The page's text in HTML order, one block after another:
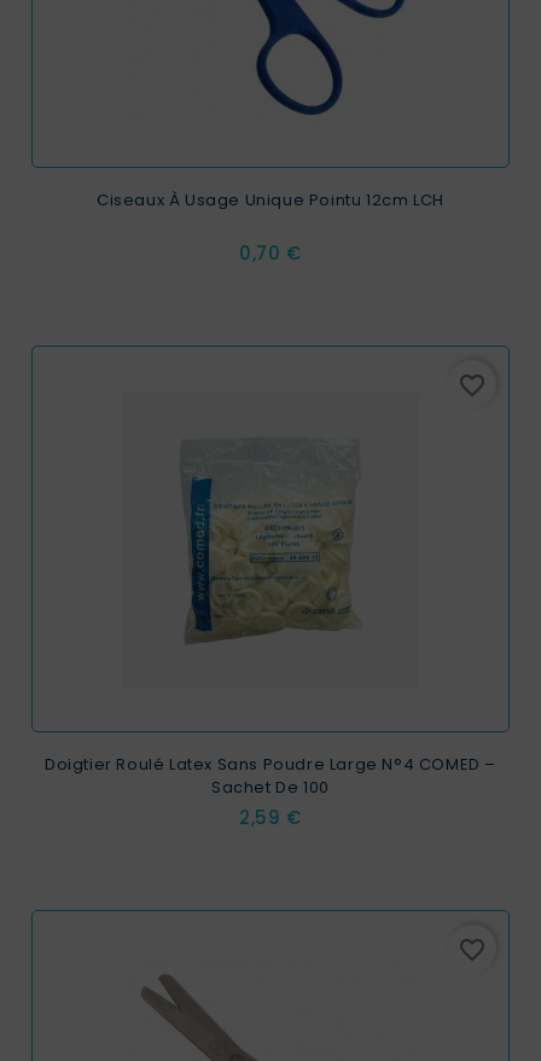
Ciseaux À Usage Unique Pointu 12cm LCH
Prix
0,70 €
favorite_border
Doigtier Roulé Latex Sans Poudre Large N°4 COMED –
Sachet De 100
Prix
2,59 €
favorite_border